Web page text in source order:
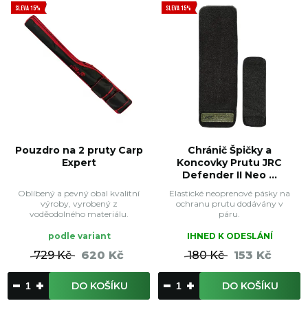
SLEVA 15%
Pouzdro na 2 pruty Carp
Expert
Oblíbený a pevný obal kvalitní
výroby, vyrobený z
voděodolného materiálu.
podle variant
729 Kč 620 Kč
DO KOŠÍKU
SLEVA 15%
Chránič Špičky a
Koncovky Prutu JRC
Defender II Neo ...
Elastické neoprenové pásky na
ochranu prutu dodávány v
páru.
IHNED K ODESLÁNÍ
180 Kč 153 Kč
DO KOŠÍKU